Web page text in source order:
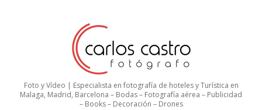
Foto y Vídeo | Especialista en fotografía de hoteles y Turística en
Malaga, Madrid, Barcelona – Bodas – Fotografía aérea – Publicidad
– Books – Decoración – Drones